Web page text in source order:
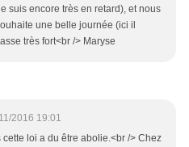
suis encore très en retard), et nous
une belle journée (ici il
très fort<br /> Maryse
2016 19:01
cette loi a du être abolie.<br /> Chez